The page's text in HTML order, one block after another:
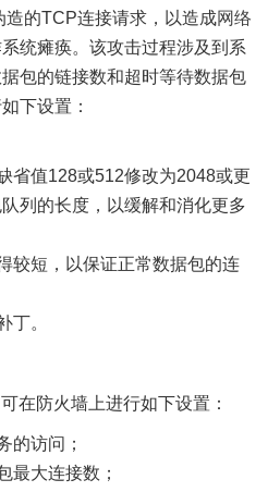
的TCP连接请求，以造成网络
统瘫痪。该攻击过程涉及到系
包的链接数和超时等待数据包
下设置：
值128或512修改为2048或更
列的长度，以缓解和消化更多
短，以保证正常数据包的连
。
防火墙上进行如下设置：
访问；
大连接数；